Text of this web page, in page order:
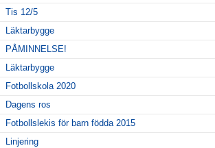
Tis 12/5
Läktarbygge
PÅMINNELSE!
Läktarbygge
Fotbollskola 2020
Dagens ros
Fotbollslekis för barn födda 2015
Linjering